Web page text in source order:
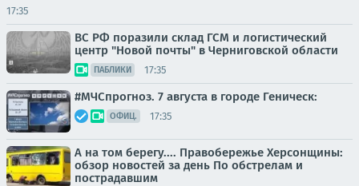
17:35
ВС РФ поразили склад ГСМ и логистический
центр "Новой почты" в Черниговской области
ПАБЛИКИ 17:35
#МЧСпрогноз. 7 августа в городе Геническ:
ОФИЦ. 17:35
А на том берегу.... Правобережье Херсонщины:
обзор новостей за день По обстрелам и
пострадавшим